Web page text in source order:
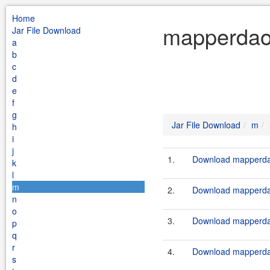
Home
Jar File Download
a
b
c
d
e
f
g
h
i
j
k
l
m
n
o
p
q
r
s
Jar File Download m
1. Download
2. Download
3. Download
4. Download